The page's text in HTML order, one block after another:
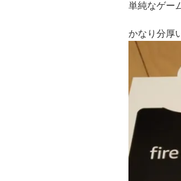
単純なゲー
かなり分厚